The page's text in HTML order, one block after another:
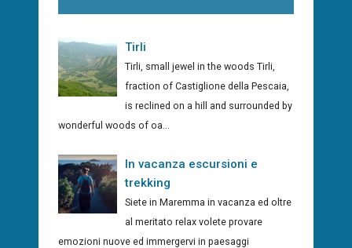
Tirli
Tirli, small jewel in the woods Tirli,
fraction of Castiglione della Pescaia,
is reclined on a hill and surrounded by
wonderful woods of oa...
In vacanza escursioni e
trekking
Siete in Maremma in vacanza ed oltre
al meritato relax volete provare
emozioni nuove ed immergervi in paesaggi